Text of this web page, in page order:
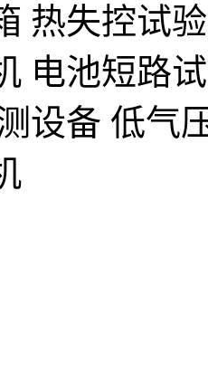
热失控试
电池短路
设备 低气